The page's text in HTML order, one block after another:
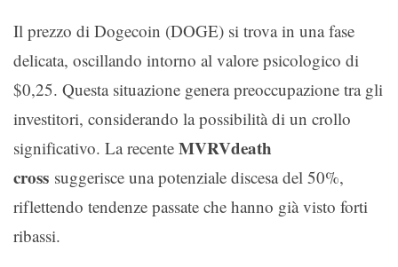
Il prezzo di Dogecoin (DOGE) si trova in una fase
delicata, oscillando intorno al valore psicologico di
$0,25. Questa situazione genera preoccupazione tra gli
investitori, considerando la possibilità di un crollo
significativo. La recente MVRVdeath
cross suggerisce una potenziale discesa del 50%,
riflettendo tendenze passate che hanno già visto forti
ribassi.